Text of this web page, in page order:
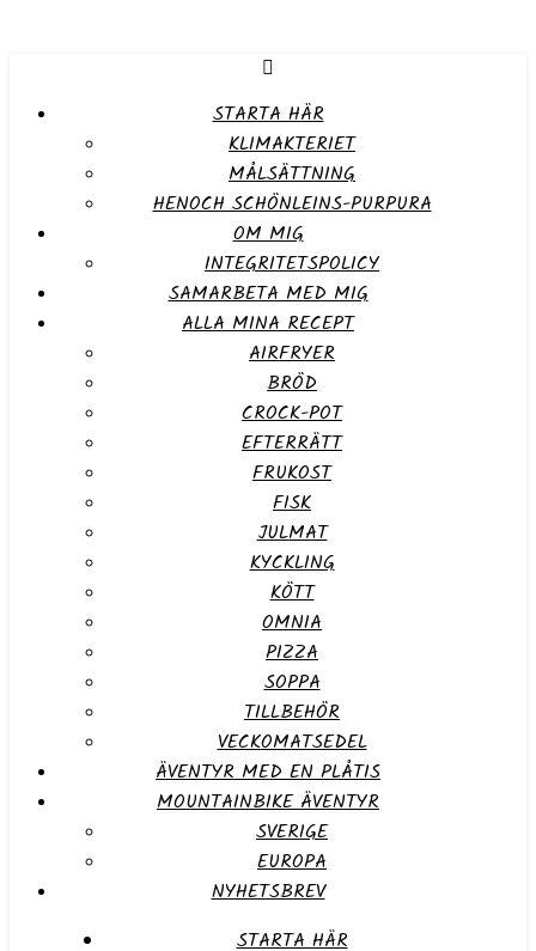
STARTA HÄR
KLIMAKTERIET
MÅLSÄTTNING
HENOCH SCHÖNLEINS-PURPURA
OM MIG
INTEGRITETSPOLICY
SAMARBETA MED MIG
ALLA MINA RECEPT
AIRFRYER
BRÖD
CROCK-POT
EFTERRÄTT
FRUKOST
FISK
JULMAT
KYCKLING
KÖTT
OMNIA
PIZZA
SOPPA
TILLBEHÖR
VECKOMATSEDEL
ÄVENTYR MED EN PLÅTIS
MOUNTAINBIKE ÄVENTYR
SVERIGE
EUROPA
NYHETSBREV
STARTA HÄR